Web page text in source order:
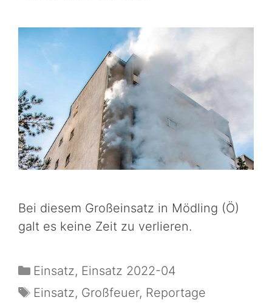
Bei diesem Großeinsatz in Mödling (Ö)
galt es keine Zeit zu verlieren.
Einsatz, Einsatz 2022-04
Einsatz, Großfeuer, Reportage